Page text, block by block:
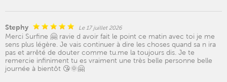
Stephy Le 17 juillet 2026
Merci Surfine 🤗 ravie d avoir fait le point ce matin avec toi je me
sens plus légère. Je vais continuer à dire les choses quand sa n ira
pas et arrêté de douter comme tu.me la toujours dis. Je te
remercie infiniment tu es vraiment une très belle personne belle
journée à bientôt 😘🌞🤗